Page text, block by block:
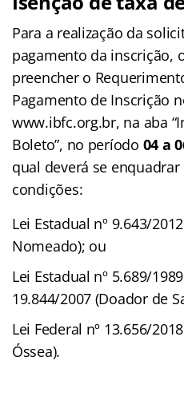
Para a realização da
pagamento da inscrição,
preencher o
Pagamento de Inscrição
www.ibfc.org.br, na aba
Boleto”, no período 04 a
qual deverá se
condições:
Lei Estadual nº 9.643/
Nomeado); ou
Lei Estadual nº 5.689/
19.844/2007 (Doador de
Lei Federal nº 13.656/
Óssea).